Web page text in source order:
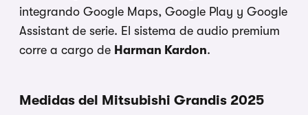
integrando Google Maps, Google Play y Google
Assistant de serie. El sistema de audio premium
corre a cargo de Harman Kardon.
Medidas del Mitsubishi Grandis 2025